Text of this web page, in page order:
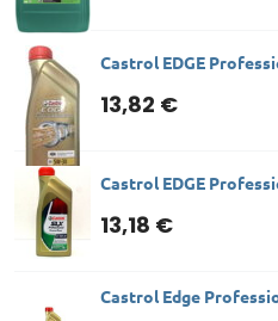
Castrol EDGE
13,82 €
Castrol EDGE
13,18 €
Castrol Edge